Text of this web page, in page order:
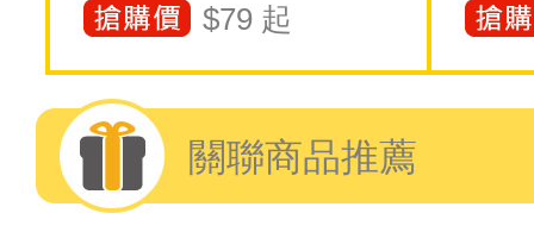
$79 起
關聯商品推薦